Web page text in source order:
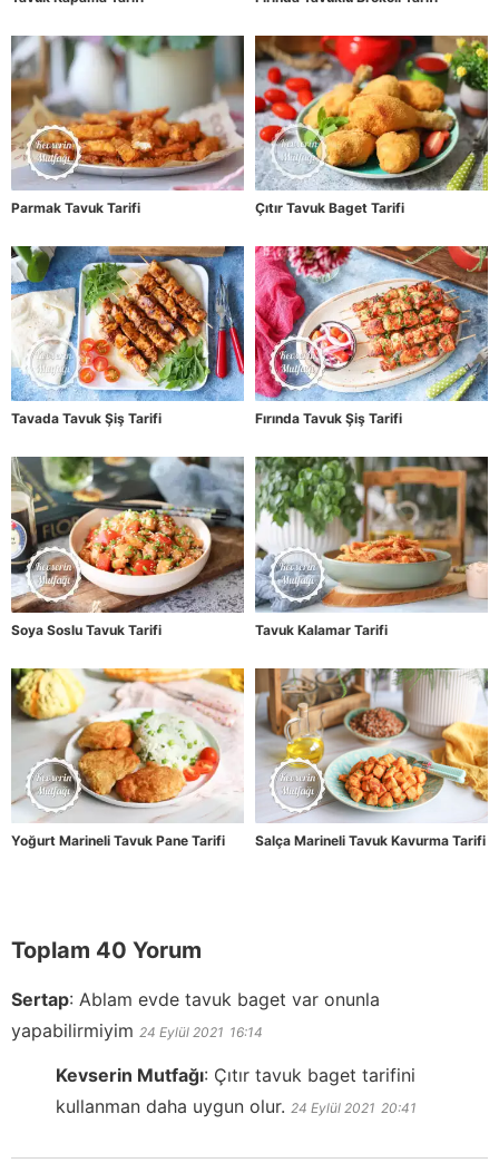
Parmak Tavuk Tarifi Çıtır Tavuk Baget Tarifi
Tavada Tavuk Şiş Tarifi Fırında Tavuk Şiş Tarifi
Soya Soslu Tavuk Tarifi Tavuk Kalamar Tarifi
Yoğurt Marineli Tavuk Pane Tarifi Salça Marineli Tavuk Kavurma Tarifi
Toplam 40 Yorum
Sertap: Ablam evde tavuk baget var onunla
yapabilirmiyim 24 Eylül 2021 16:14
Kevserin Mutfağı: Çıtır tavuk baget tarifini
kullanman daha uygun olur. 24 Eylül 2021 20:41